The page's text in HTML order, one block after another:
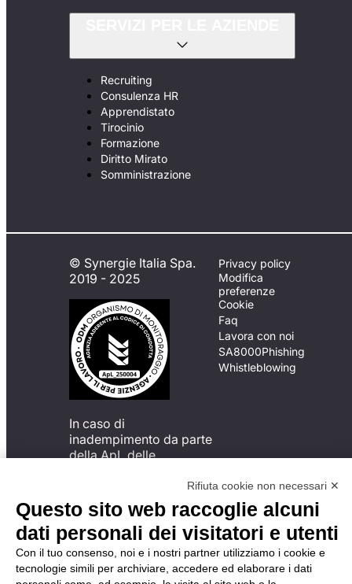
Recruiting
Consulenza HR
Apprendistato
Tirocinio
Formazione
Diritto Mirato
Somministrazione
© Synergie Italia Spa.
2019 - 2025
In caso di
inadempimento da parte
della ApL delle
del Codice di Condotta, è
possibile presentare un
reclamo
all’Organismo di
Monitoraggio utilizzando
una delle modalità
descritte al seguente
Privacy policy
Modifica
preferenze
Cookie
Faq
Lavora con noi
SA8000Phishing
Whistleblowing
Rifiuta cookie non necessari ✕
Questo sito web raccoglie alcuni
dati personali dei visitatori e utenti
Con il tuo consenso, noi e i nostri partner utilizziamo i cookie e
tecnologie simili per archiviare, accedere ed elaborare i dati